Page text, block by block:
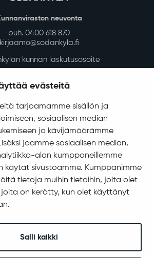
evästeitä
tarjoamamme sisällön ja
sosiaalisen median
ja kävijämäärämme
jaamme sosiaalisen median,
alan kumppaneillemme
käytät sivustoamme. Kumppanimme
tietoja muihin tietoihin, joita olet
on kerätty, kun olet käyttänyt
Salli kaikki
neuvonta
puh. 0400 618 870
kirjaamo@sodankyla.fi
kunnan laskutusosoite
Evästeiden hallinta
Yhteystiedot
1, 99601 Sodankylä
Kaikki yhteystiedot
intranet
Seuraa meitä